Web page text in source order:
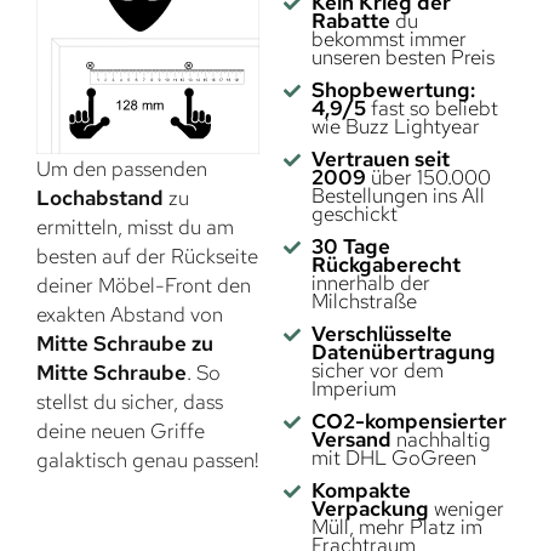
Um den passenden
Lochabstand zu
ermitteln, misst du am
besten auf der Rückseite
deiner Möbel-Front den
exakten Abstand von
Mitte Schraube zu
Mitte Schraube. So
stellst du sicher, dass
deine neuen Griffe
galaktisch genau passen!
Rabatte du
bekommst immer
unseren besten Preis
Shopbewertung:
4,9/5fast so beliebt
wie Buzz Lightyear
Vertrauen seit
2009 über 150.000
Bestellungen ins All
geschickt
30 Tage
Rückgaberecht
innerhalb der
Milchstraße
Verschlüsselte
Datenübertragung
sicher vor dem
Imperium
CO2-kompensierter
Versand nachhaltig
mit DHL GoGreen
Kompakte
Verpackung weniger
Müll, mehr Platz im
Frachtraum